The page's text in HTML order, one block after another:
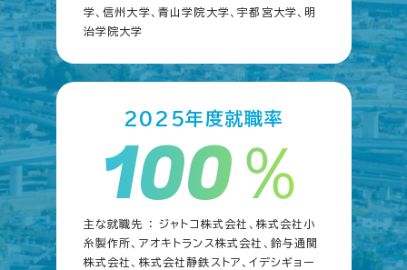
学、信州大学、青山学院大学、宇都宮大学、明
治学院大学
2025年度就職率
100％
主な就職先 ： ジャトコ株式会社、株式会社小
糸製作所、アオキトランス株式会社、鈴与通関
株式会社、株式会社静鉄ストア、イデシギョー